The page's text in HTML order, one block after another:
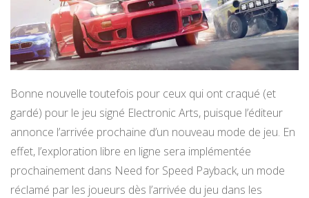
Bonne nouvelle toutefois pour ceux qui ont craqué (et
gardé) pour le jeu signé Electronic Arts, puisque l’éditeur
annonce l’arrivée prochaine d’un nouveau mode de jeu. En
effet, l’exploration libre en ligne sera implémentée
prochainement dans Need for Speed Payback, un mode
réclamé par les joueurs dès l’arrivée du jeu dans les